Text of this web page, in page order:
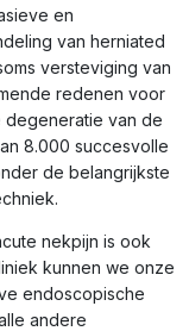
en
van herniated
versteviging van
redenen voor
degeneratie van de
8.000 succesvolle
de belangrijkste
nekpijn is ook
kunnen we onze
endoscopische
andere